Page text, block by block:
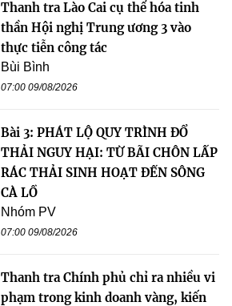
Thanh tra Lào Cai cụ thể hóa tinh
thần Hội nghị Trung ương 3 vào
thực tiễn công tác
Bùi Bình
07:00 09/08/2026
Bài 3: PHÁT LỘ QUY TRÌNH ĐỔ
THẢI NGUY HẠI: TỪ BÃI CHÔN LẤP
RÁC THẢI SINH HOẠT ĐẾN SÔNG
CÀ LỒ
Nhóm PV
07:00 09/08/2026
Thanh tra Chính phủ chỉ ra nhiều vi
phạm trong kinh doanh vàng, kiến